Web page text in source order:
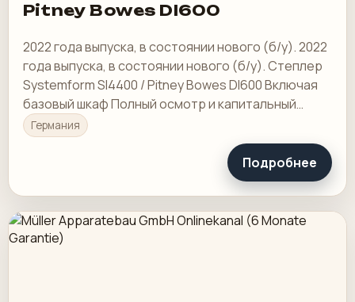
Pitney Bowes DI600
2022 года выпуска, в состоянии нового (б/у). 2022
года выпуска, в состоянии нового (б/у). Степлер
Systemform SI4400 / Pitney Bowes DI600 Включая
базовый шкаф Полный осмотр и капитальный
ремонт в 1 квартале текущего года.
Германия
Подробнее